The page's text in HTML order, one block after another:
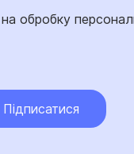
обробку
Підписатися